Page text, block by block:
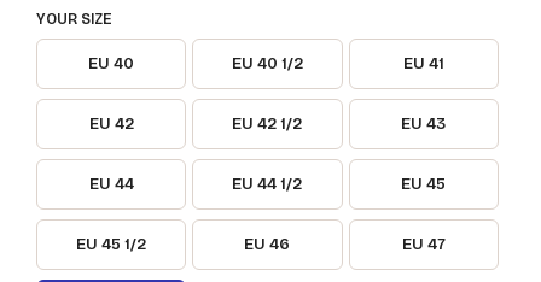
YOUR SIZE
EU 40 EU 40 1/2 EU 41
EU 42 EU 42 1/2 EU 43
EU 44 EU 44 1/2 EU 45
EU 45 1/2 EU 46 EU 47